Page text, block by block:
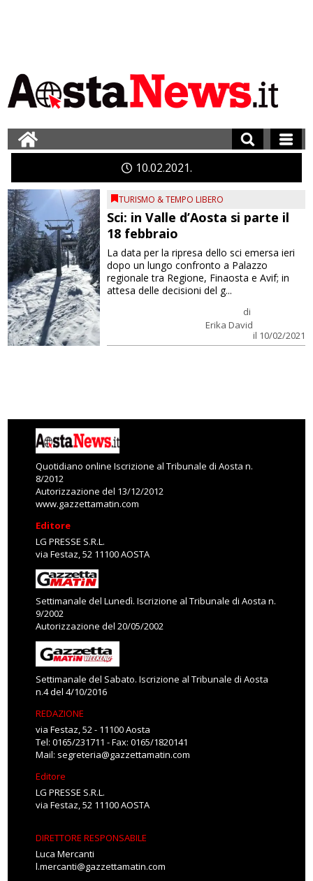
1002 2021
TURISMO & TEMPO LIBERO
Sci: in Valle d’Aosta si parte il
18 febbraio
di
Erika David
il 10/02/2021
La data per la ripresa dello sci emersa ieri
dopo un lungo confronto a Palazzo
regionale tra Regione, Finaosta e Avif; in
attesa delle decisioni del g...
Quotidiano online Iscrizione al Tribunale di Aosta n.
8/2012
Autorizzazione del 13/12/2012
www.gazzettamatin.com
Editore
LG PRESSE S.R.L.
via Festaz, 52 11100 AOSTA
Settimanale del Lunedì. Iscrizione al Tribunale di Aosta n.
9/2002
Autorizzazione del 20/05/2002
Settimanale del Sabato. Iscrizione al Tribunale di Aosta
n.4 del 4/10/2016
REDAZIONE
via Festaz, 52 - 11100 Aosta
Tel: 0165/231711 - Fax: 0165/1820141
Mail: segreteria@gazzettamatin.com
Editore
LG PRESSE S.R.L.
via Festaz, 52 11100 AOSTA
DIRETTORE RESPONSABILE
Luca Mercanti
l.mercanti@gazzettamatin.com